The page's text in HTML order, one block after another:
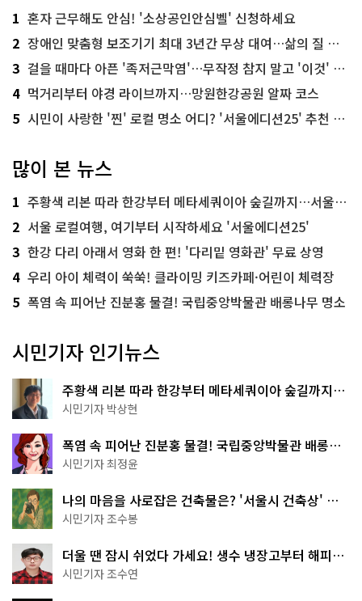
1 혼자 근무해도 안심! '소상공인안심벨' 신청하세요
2 장애인 맞춤형 보조기기 최대 3년간 무상 대여…삶의 질 높인다
3 걸을 때마다 아픈 '족저근막염'…무작정 참지 말고 '이것' 해보세요!
4 먹거리부터 야경 라이브까지…망원한강공원 알짜 코스
5 시민이 사랑한 '찐' 로컬 명소 어디? '서울에디션25' 추천 코스
많이 본 뉴스
1 주황색 리본 따라 한강부터 메타세쿼이아 숲길까지…서울둘레길 15코스
2 서울 로컬여행, 여기부터 시작하세요 '서울에디션25'
3 한강 다리 아래서 영화 한 편! '다리밑 영화관' 무료 상영
4 우리 아이 체력이 쑥쑥! 클라이밍 키즈카페·어린이 체력장
5 폭염 속 피어난 진분홍 물결! 국립중앙박물관 배롱나무 명소
시민기자 인기뉴스
주황색 리본 따라 한강부터 메타세쿼이아 숲길까지…
서울둘레길 15코스
시민기자 박상현
폭염 속 피어난 진분홍 물결! 국립중앙박물관 배롱나
무 명소
시민기자 최정윤
나의 마음을 사로잡은 건축물은? '서울시 건축상' 수
상작 공개!
시민기자 조수봉
더울 땐 잠시 쉬었다 가세요! 생수 냉장고부터 해피소
·무더위쉼터까지
시민기자 조수연